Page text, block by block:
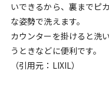
いできるから、裏までピ
な姿勢で洗えます。
カウンターを掛けると洗
うときなどに便利です。
（引用元：LIXIL）